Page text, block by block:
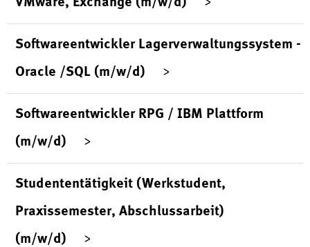
Softwareentwickler Lagerverwaltungssystem -
Oracle /SQL (m/w/d)
Softwareentwickler RPG / IBM Plattform
(m/w/d)
Studententätigkeit (Werkstudent,
Praxissemester, Abschlussarbeit)
(m/w/d)